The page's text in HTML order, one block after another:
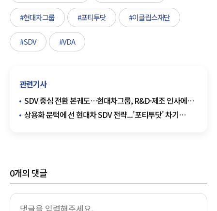
#현대차그룹 #포티투닷 #이클립스재단
#SDV #VDA
관련기사
SDV 중심 전환 본궤도…현대차그룹, R&D·제조 인사에
방점
상용화 문턱에 선 현대차 SDV 전략...'포티투닷' 차기
0개의 댓글